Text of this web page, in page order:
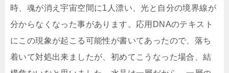
時、魂が消え宇宙空間に1人漂い、光と自分の境界線が
分からなくなった事があります。応用DNAのテキスト
にこの現象が起こる可能性が書いてあったので、落ち
着いて対処出来ましたが、初めてこうなった場合、結